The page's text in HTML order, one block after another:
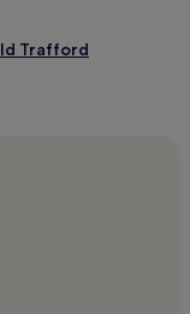
Trafford